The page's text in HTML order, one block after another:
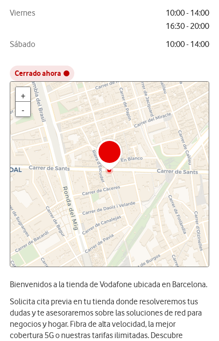
Viernes
10:00 - 14:00
16:30 - 20:00
Sábado
10:00 - 14:00
Cerrado ahora
+
-
Bienvenidos a la tienda de Vodafone ubicada en Barcelona.
Solicita cita previa en tu tienda donde resolveremos tus
dudas y te asesoraremos sobre las soluciones de red para
negocios y hogar. Fibra de alta velocidad, la mejor
cobertura 5G o nuestras tarifas ilimitadas. Descubre